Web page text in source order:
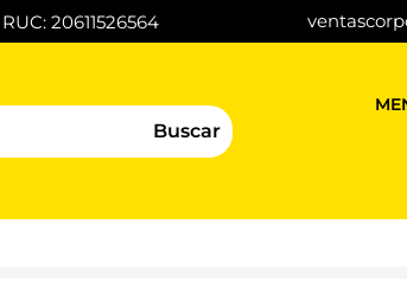
RUC: 20611526564
Buscar